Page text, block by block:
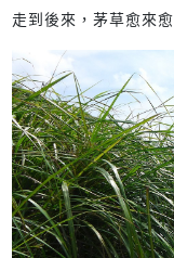
走到後來，茅草愈來